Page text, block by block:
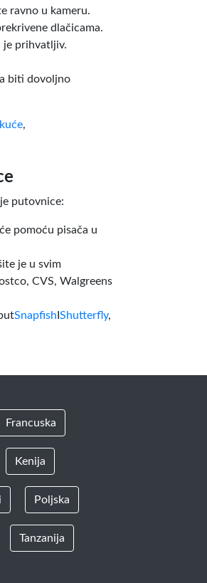
ravno u kameru.
dlačicama.
je prihvatljiv.
biti dovoljno
,
putovnice:
pomoću pisača u
je u svim
CVS, Walgreens
Snapfish Shutterfly,
Francuska
Kenija
Poljska
Tanzanija